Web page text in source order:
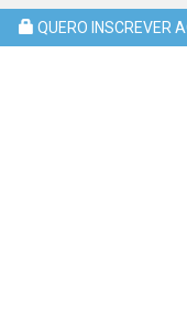
QUERO INSCREVER